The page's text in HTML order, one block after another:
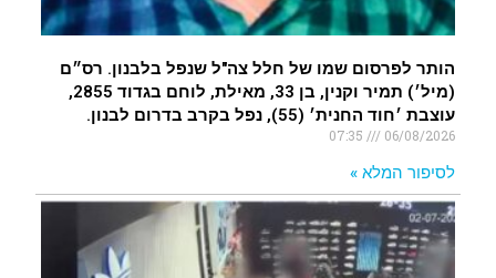
הותר לפרסום שמו של חלל צה"ל שנפל בלבנון. רס״ם
(מיל׳) תמיר וקנין, בן 33, מאילת, לוחם בגדוד 2855,
עוצבת ׳חוד החנית׳ (55), נפל בקרב בדרום לבנון.
06/08/2026
לסיפור המלא »